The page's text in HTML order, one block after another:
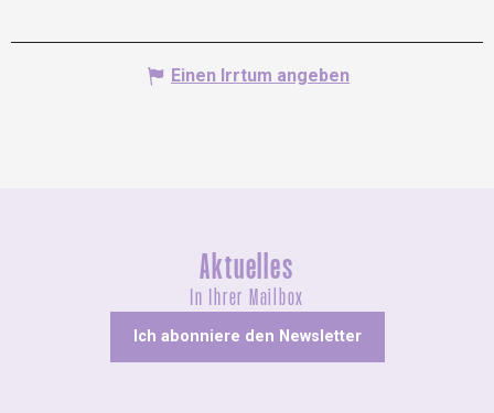
Einen Irrtum angeben
Aktuelles
In Ihrer Mailbox
Ich abonniere den Newsletter